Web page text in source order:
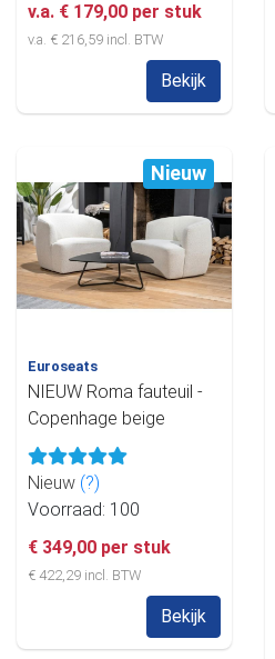
v.a. € 179,00 per stuk
v.a. € 216,59 incl. BTW
Bekijk
Nieuw
Euroseats
NIEUW Roma fauteuil -
Copenhage beige
Nieuw (?)
Voorraad: 100
€ 349,00 per stuk
€ 422,29 incl. BTW
Bekijk